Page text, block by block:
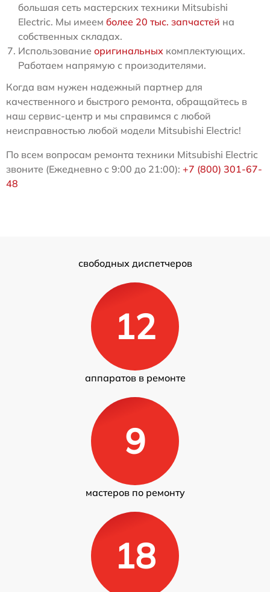
большая сеть мастерских техники Mitsubishi
Electric. Мы имеем более 20 тыс. запчастей на
собственных складах.
Использование оригинальных комплектующих.
Работаем напрямую с произодителями.
Когда вам нужен надежный партнер для
качественного и быстрого ремонта, обращайтесь в
наш сервис-центр и мы справимся с любой
неисправностью любой модели Mitsubishi Electric!
По всем вопросам ремонта техники Mitsubishi Electric
звоните (Ежедневно с 9:00 до 21:00): +7 (800) 301-67-
48
свободных диспетчеров
12
аппаратов в ремонте
9
мастеров по ремонту
18